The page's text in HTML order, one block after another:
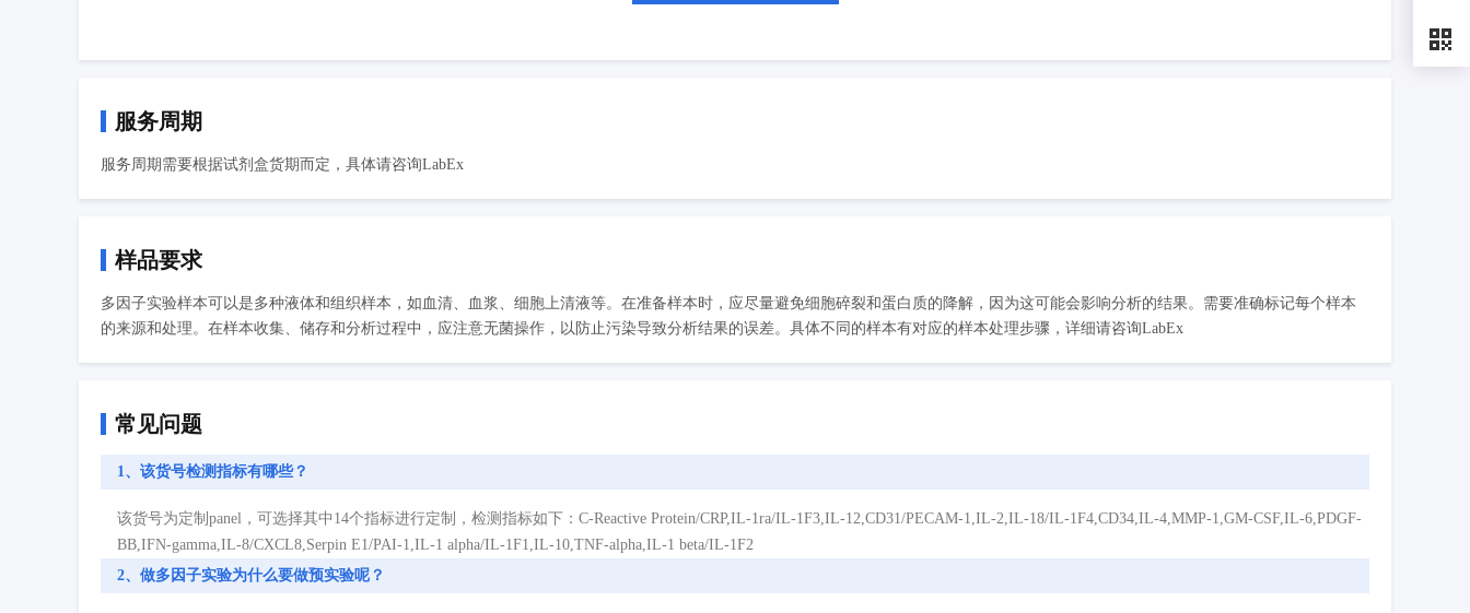
服务周期
服务周期需要根据试剂盒货期而定，具体请咨询LabEx
样品要求
多因子实验样本可以是多种液体和组织样本，如血清、血浆、细胞上清液等。在准备样本时，应尽量避免细胞碎裂和蛋白质的降解，因为这可能会影响分析的结果。需要准确标记每个样本
的来源和处理。在样本收集、储存和分析过程中，应注意无菌操作，以防止污染导致分析结果的误差。具体不同的样本有对应的样本处理步骤，详细请咨询LabEx
常见问题
1、该货号检测指标有哪些？
该货号为定制panel，可选择其中14个指标进行定制，检测指标如下：C-Reactive Protein/CRP,IL-1ra/IL-1F3,IL-12,CD31/PECAM-1,IL-2,IL-18/IL-1F4,CD34,IL-4,MMP-1,GM-CSF,IL-6,PDGF-
BB,IFN-gamma,IL-8/CXCL8,Serpin E1/PAI-1,IL-1 alpha/IL-1F1,IL-10,TNF-alpha,IL-1 beta/IL-1F2
2、做多因子实验为什么要做预实验呢？